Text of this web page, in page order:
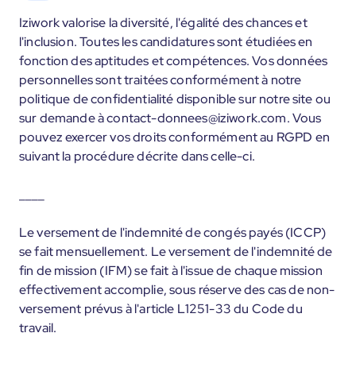
Iziwork valorise la diversité, l'égalité des chances et
l'inclusion. Toutes les candidatures sont étudiées en
fonction des aptitudes et compétences. Vos données
personnelles sont traitées conformément à notre
politique de confidentialité disponible sur notre site ou
sur demande à contact-donnees@iziwork.com. Vous
pouvez exercer vos droits conformément au RGPD en
suivant la procédure décrite dans celle-ci.
Le versement de l'indemnité de congés payés (ICCP)
se fait mensuellement. Le versement de l'indemnité de
fin de mission (IFM) se fait à l'issue de chaque mission
effectivement accomplie, sous réserve des cas de non-
versement prévus à l'article L1251-33 du Code du
travail.